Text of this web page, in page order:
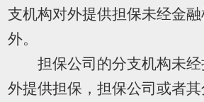
支机构对外提供担保未经金
外。
担保公司的分支机构未经
外提供担保，担保公司或者